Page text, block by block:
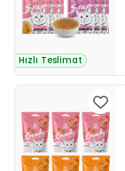
Hızlı Teslimat